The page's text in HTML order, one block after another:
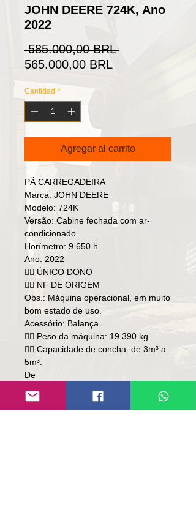
JOHN DEERE 724K, Ano
2022
585.000,00 BRL Precio
565.000,00 BRL
Cantidad *
Agregar al carrito
PÁ CARREGADEIRA
Marca: JOHN DEERE
Modelo: 724K
Versão: Cabine fechada com ar-
condicionado.
Horímetro: 9.650 h.
Ano: 2022
👉🏻 ÚNICO DONO
👉🏻 NF DE ORIGEM
Obs.: Máquina operacional, em muito
bom estado de uso.
Acessório: Balança.
👉🏻 Peso da máquina: 19.390 kg.
👉🏻 Capacidade de concha: de 3m³ a
5m³.
De
Por